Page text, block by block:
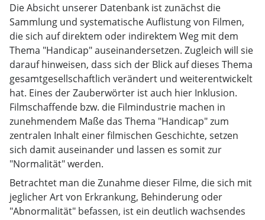
Die Absicht unserer Datenbank ist zunächst die
Sammlung und systematische Auflistung von Filmen,
die sich auf direktem oder indirektem Weg mit dem
Thema "Handicap" auseinandersetzen. Zugleich will sie
darauf hinweisen, dass sich der Blick auf dieses Thema
gesamtgesellschaftlich verändert und weiterentwickelt
hat. Eines der Zauberwörter ist auch hier Inklusion.
Filmschaffende bzw. die Filmindustrie machen in
zunehmendem Maße das Thema "Handicap" zum
zentralen Inhalt einer filmischen Geschichte, setzen
sich damit auseinander und lassen es somit zur
"Normalität" werden.
Betrachtet man die Zunahme dieser Filme, die sich mit
jeglicher Art von Erkrankung, Behinderung oder
"Abnormalität" befassen, ist ein deutlich wachsendes